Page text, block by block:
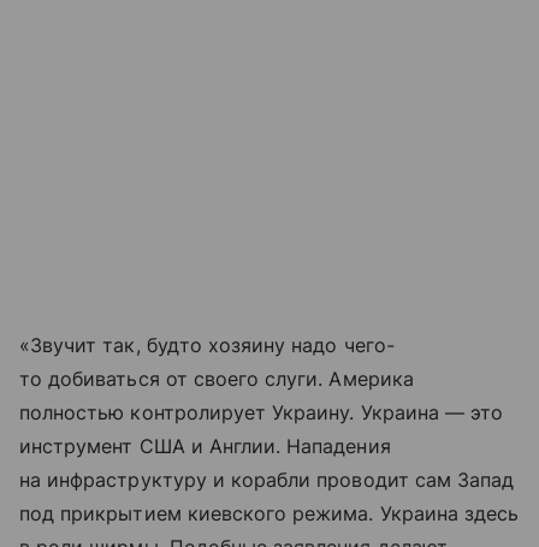
«Звучит так, будто хозяину надо чего-
то добиваться от своего слуги. Америка
полностью контролирует Украину. Украина — это
инструмент США и Англии. Нападения
на инфраструктуру и корабли проводит сам Запад
под прикрытием киевского режима. Украина здесь